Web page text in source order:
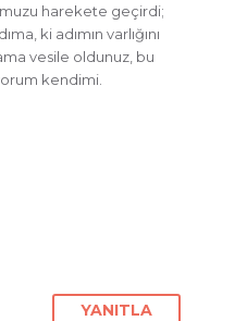
harekete geçirdi;
ki adımın varlığını
vesile oldunuz, bu
kendimi.
YANITLA